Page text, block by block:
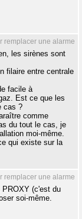
remplacer une alarme
les sirènes sont
filaire entre centrale
facile à
Est ce que les
cas ?
comme
du tout le cas, je
moi-même.
qui existe sur la
remplacer une alarme
PROXY (c'est du
soi-même.